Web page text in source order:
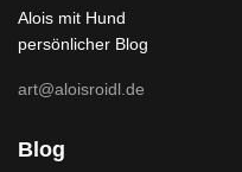
Alois mit Hund
persönlicher Blog
art@aloisroidl.de
Blog